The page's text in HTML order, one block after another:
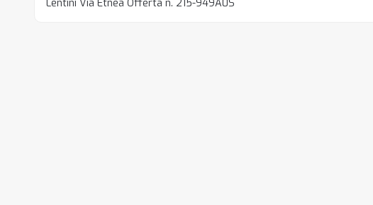
Lentini Via Etnea Offerta n. 215-949A0S